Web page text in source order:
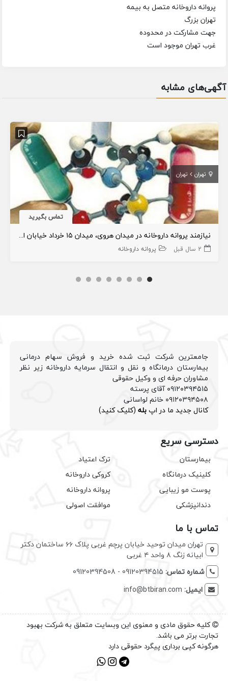
پروانه داروخانه متصل به بیمه
تهران بزرگ
جهت مشارکت در محدوده
غرب تهران موجود است
آگهی‌های مشابه
تهران تهران
تماس بگیرید
نیازمند پروانه داروخانه در میدان هروی، میدان ۱۵ خرداد خیابان اجاره دار، نازی آباد پاسداران، نیاوران
2 سال قبل پروانه داروخانه
جامعترین شرکت ثبت شده خرید و فروش سهام درمانی
بیمارستان درمانگاه و نقل و انتقال سرمایه داروخانه زیر نظر
مشاوران حرفه ای و وکیل حقوقی
۰۹۱۲۰۳۹۴۵۱۵ آقای پرسته
۰۹۱۲۰۳۹۴۵۰۸ خانم لواسانی
کانال جدید ما در اپبله (کلیک کنید)
دسترسی سریع
بیمارستان
کلینیک درمانگاه
پوست مو زیبایی
دندانپزشکی
ترک اعتیاد
کروکی داروخانه
پروانه داروخانه
موافقت اصولی
تماس با ما
تهران میدان توحید خیابان پرچم غربی پلاک ۶۶ ساختمان دکتر
ابیانه زنگ ۸ واحد ۴ غربی
شماره تماس: 09120394515 - 09120394508
ایمیل: info@btbiran.com
کلیه حقوق مادی و معنوی این وبسایت متعلق به شرکت بهبود
تجارت برتر می باشد.
هرگونه کپی برداری پیگرد حقوقی دارد